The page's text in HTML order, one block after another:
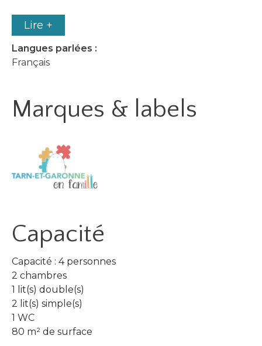
Lire +
Langues parlées :
Français
Marques & labels
Capacité
Capacité : 4 personnes
2 chambres
1 lit(s) double(s)
2 lit(s) simple(s)
1 WC
80 m² de surface